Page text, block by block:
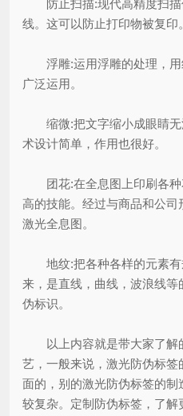
防止扫描:现代高精度扫描
线。这可以防止打印物被复印。
浮雕:运用浮雕的处理，用
广泛运用。
缩微:把文字缩小成眼睛无
术设计简单，作用也很好。
团花:在全息图上印刷各种
高的技能。经过与商品和公
激光全息图。
地纹:把各种各样的元素有
来，是直线，曲线，波浪线等
伪标识。
以上内容就是带大家了解
艺，一般来说，激光防伪标
面的，别的激光防伪标签的
较复杂。定制防伪标签，了解